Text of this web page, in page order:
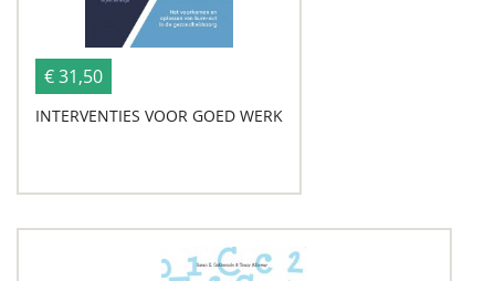
€ 31,50
INTERVENTIES VOOR GOED WERK